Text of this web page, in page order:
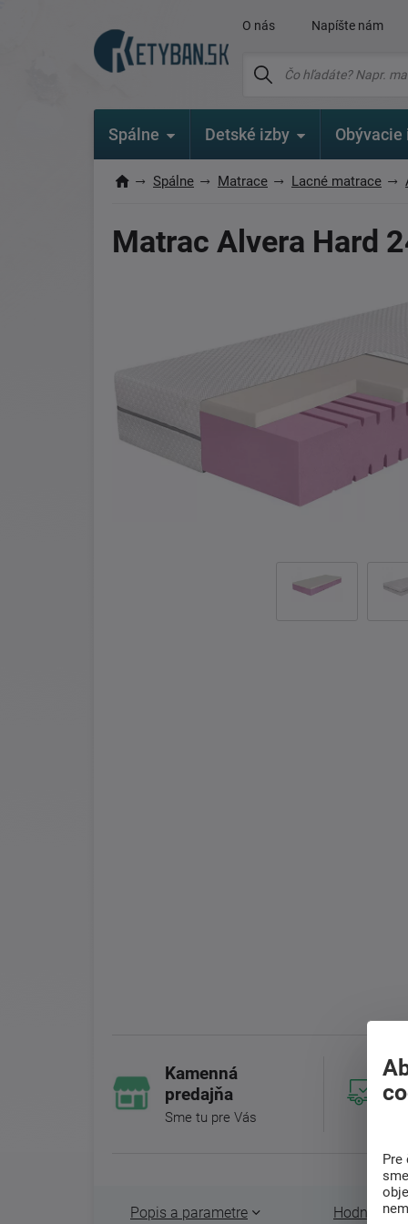
O nás Napíšte nám
Spálne Detské izby Obývacie
Spálne Matrace Lacné matrace
Matrac Alvera Hard
Kamenná
predajňa
Sme tu pre Vás
Popis a parametre
Pre